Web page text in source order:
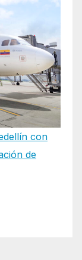
con
de